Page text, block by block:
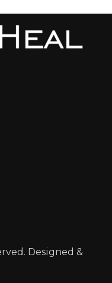
Designed &